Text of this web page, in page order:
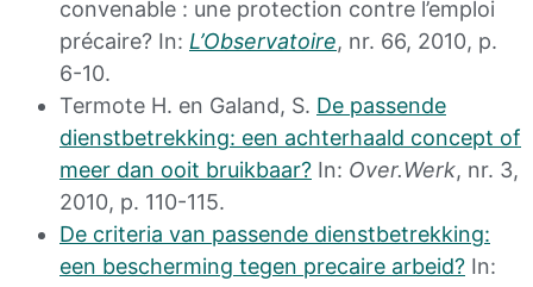
convenable : une protection contre l’emploi
précaire? In: L’Observatoire, nr. 66, 2010, p.
6-10.
Termote H. en Galand, S. De passende
dienstbetrekking: een achterhaald concept of
meer dan ooit bruikbaar? In: Over.Werk, nr. 3,
2010, p. 110-115.
De criteria van passende dienstbetrekking:
een bescherming tegen precaire arbeid? In: